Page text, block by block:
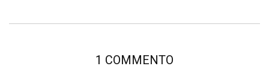
1 COMMENTO